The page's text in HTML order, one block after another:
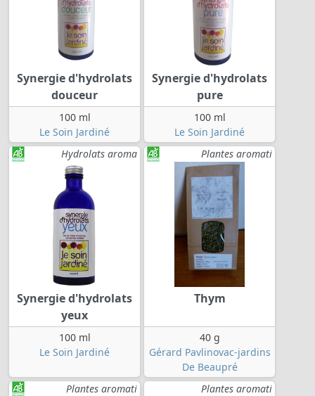
Synergie d'hydrolats
douceur
100 ml
Le Soin Jardiné
Synergie d'hydrolats
pure
100 ml
Le Soin Jardiné
Hydrolats aroma
Synergie d'hydrolats
yeux
100 ml
Le Soin Jardiné
Plantes aromati
Thym
40 g
Gérard Pavlinovac-jardins
De Beaupré
Plantes aromati
Plantes aromati